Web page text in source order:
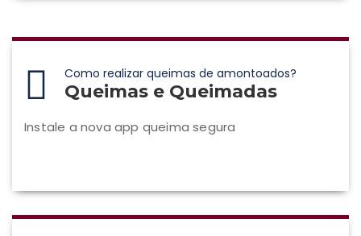
Como realizar queimas de amontoados?
Queimas e Queimadas
Instale a nova app queima segura